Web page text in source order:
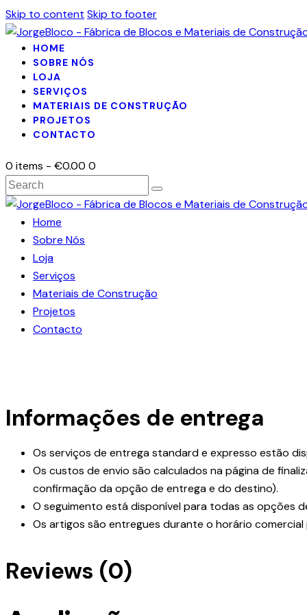
Skip to content Skip to footer
HOME
SOBRE NÓS
LOJA
SERVIÇOS
MATERIAIS DE CONSTRUÇÃO
PROJETOS
CONTACTO
0 items - €0.00 0
Search
Home
Sobre Nós
Loja
Serviços
Materiais de Construção
Projetos
Contacto
Informações de entrega
Os serviços de entrega standard e expresso estão
Os custos de envio são calculados na página de
confirmação da opção de entrega e do destino).
O seguimento está disponível para todas as opções
Os artigos são entregues durante o horário comercial
Reviews (0)